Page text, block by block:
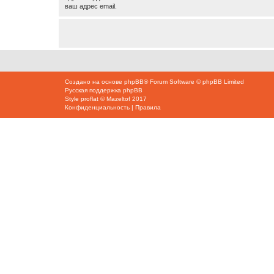
ваш адрес email.
Создано на основе phpBB® Forum Software © phpBB Limited
Русская поддержка phpBB
Style proflat ©Mazeltof 2017
Конфиденциальность | Правила